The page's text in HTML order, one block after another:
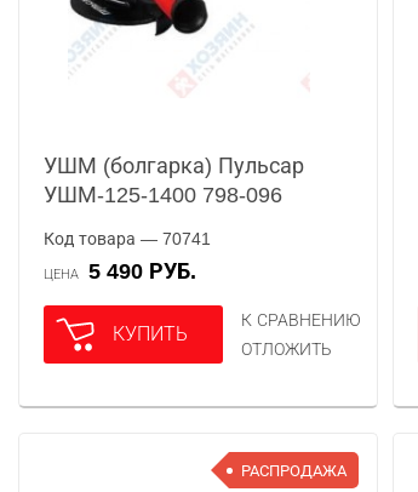
УШМ (болгарка) Пульсар
УШМ-125-1400 798-096
Код товара — 70741
ЦЕНА 5 490 РУБ.
КУПИТЬ
К СРАВНЕНИЮ
ОТЛОЖИТЬ
РАСПРОДАЖА